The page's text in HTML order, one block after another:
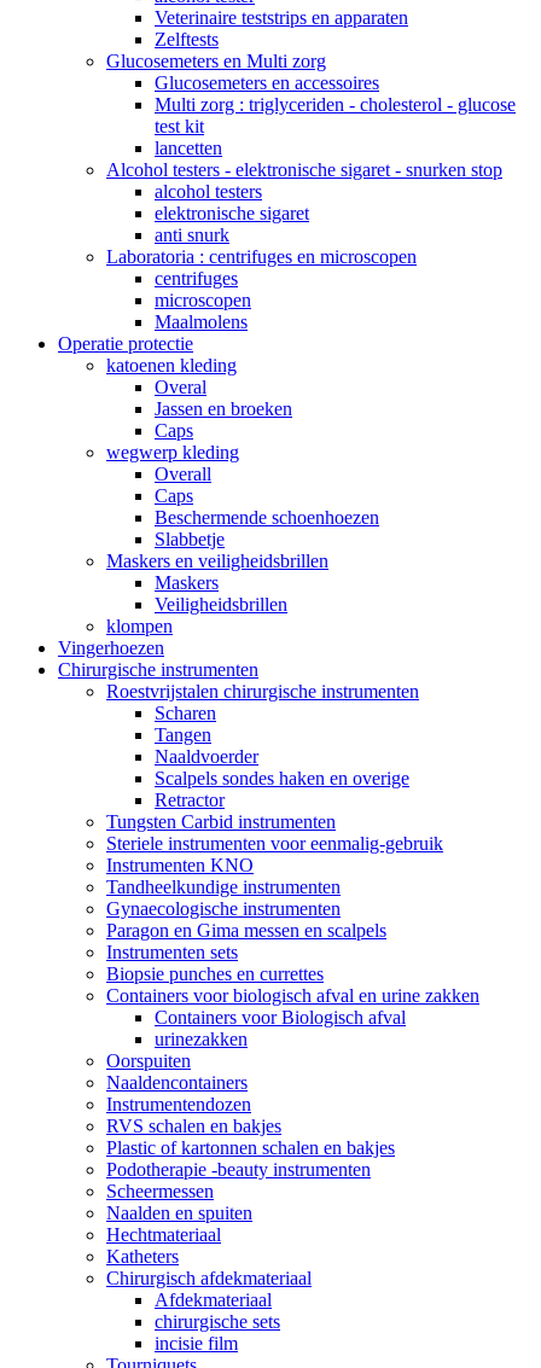
Veterinaire teststrips en apparaten
Zelftests
Glucosemeters en Multi zorg
Glucosemeters en accessoires
Multi zorg : triglyceriden - cholesterol - glucose
test kit
lancetten
Alcohol testers - elektronische sigaret - snurken stop
alcohol testers
elektronische sigaret
anti snurk
Laboratoria : centrifuges en microscopen
centrifuges
microscopen
Maalmolens
Operatie protectie
katoenen kleding
Overal
Jassen en broeken
Caps
wegwerp kleding
Overall
Caps
Beschermende schoenhoezen
Slabbetje
Maskers en veiligheidsbrillen
Maskers
Veiligheidsbrillen
klompen
Vingerhoezen
Chirurgische instrumenten
Roestvrijstalen chirurgische instrumenten
Scharen
Tangen
Naaldvoerder
Scalpels sondes haken en overige
Retractor
Tungsten Carbid instrumenten
Steriele instrumenten voor eenmalig-gebruik
Instrumenten KNO
Tandheelkundige instrumenten
Gynaecologische instrumenten
Paragon en Gima messen en scalpels
Instrumenten sets
Biopsie punches en currettes
Containers voor biologisch afval en urine zakken
Containers voor Biologisch afval
urinezakken
Oorspuiten
Naaldencontainers
Instrumentendozen
RVS schalen en bakjes
Plastic of kartonnen schalen en bakjes
Podotherapie -beauty instrumenten
Scheermessen
Naalden en spuiten
Hechtmateriaal
Katheters
Chirurgisch afdekmateriaal
Afdekmateriaal
chirurgische sets
incisie film